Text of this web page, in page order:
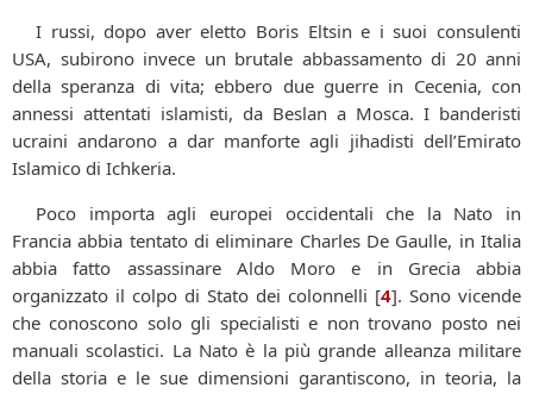
I russi, dopo aver eletto Boris Eltsin e i suoi consulenti
USA, subirono invece un brutale abbassamento di 20 anni
della speranza di vita; ebbero due guerre in Cecenia, con
annessi attentati islamisti, da Beslan a Mosca. I banderisti
ucraini andarono a dar manforte agli jihadisti dell’Emirato
Islamico di Ichkeria.
Poco importa agli europei occidentali che la Nato in
Francia abbia tentato di eliminare Charles De Gaulle, in Italia
abbia fatto assassinare Aldo Moro e in Grecia abbia
organizzato il colpo di Stato dei colonnelli [4]. Sono vicende
che conoscono solo gli specialisti e non trovano posto nei
manuali scolastici. La Nato è la più grande alleanza militare
della storia e le sue dimensioni garantiscono, in teoria, la